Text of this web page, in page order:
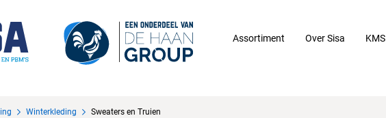
Assortiment Over Sisa KMS
Winterkleding Sweaters en Truien